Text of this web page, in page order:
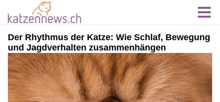
Der Rhythmus der Katze: Wie Schlaf, Bewegung
und Jagdverhalten zusammenhängen